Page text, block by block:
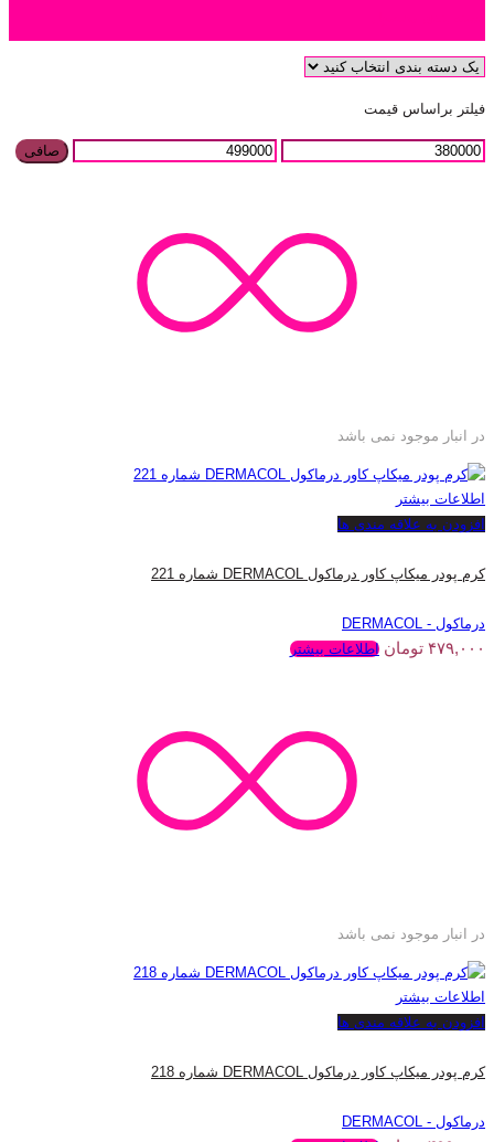
فیلتر براساس قیمت
صافی
در انبار موجود نمی باشد
اطلاعات بیشتر
افزودن به علاقه مندی ها
کرم پودر میکاپ کاور درماکول DERMACOL شماره 221
درماکول - DERMACOL
۴۷۹,۰۰۰ تومان اطلاعات بیشتر
در انبار موجود نمی باشد
اطلاعات بیشتر
افزودن به علاقه مندی ها
کرم پودر میکاپ کاور درماکول DERMACOL شماره 218
درماکول - DERMACOL